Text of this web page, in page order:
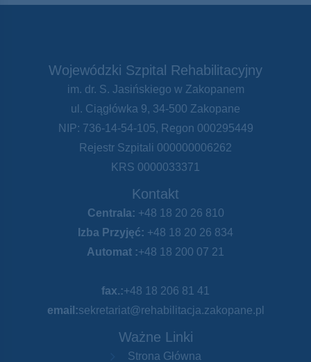
Wojewódzki Szpital Rehabilitacyjny
im. dr. S. Jasińskiego w Zakopanem
ul. Ciągłówka 9, 34-500 Zakopane
NIP: 736-14-54-105, Regon 000295449
Rejestr Szpitali 000000006262
KRS 0000033371
Kontakt
Centrala: +48 18 20 26 810
Izba Przyjęć: +48 18 20 26 834
Automat :+48 18 200 07 21
fax.:+48 18 206 81 41
email:sekretariat@rehabilitacja.zakopane.pl
Ważne Linki
Strona Główna